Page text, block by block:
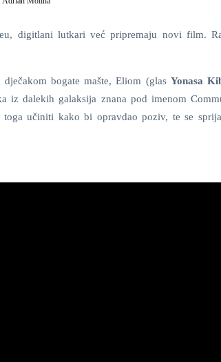
digitlani lutkari već pripremaju novi film.
bogate mašte, Eliom (glas Yonasa
iz dalekih galaksija znana pod imenom
učiniti kako bi opravdao poziv, te se